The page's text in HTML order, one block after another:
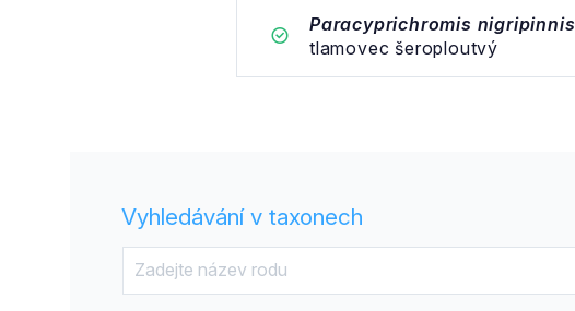
Paracyprichromis nigripinnis
tlamovec šeroploutvý
Vyhledávání v taxonech